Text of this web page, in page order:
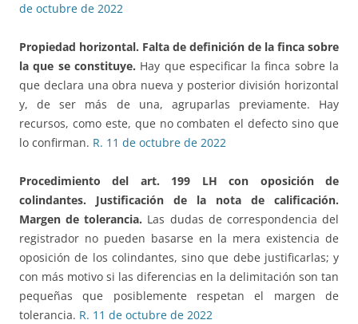
de octubre de 2022
Propiedad horizontal. Falta de definición de la finca sobre
la que se constituye. Hay que especificar la finca sobre la
que declara una obra nueva y posterior división horizontal
y, de ser más de una, agruparlas previamente. Hay
recursos, como este, que no combaten el defecto sino que
lo confirman. R. 11 de octubre de 2022
Procedimiento del art. 199 LH con oposición de
colindantes. Justificación de la nota de calificación.
Margen de tolerancia. Las dudas de correspondencia del
registrador no pueden basarse en la mera existencia de
oposición de los colindantes, sino que debe justificarlas; y
con más motivo si las diferencias en la delimitación son tan
pequeñas que posiblemente respetan el margen de
tolerancia. R. 11 de octubre de 2022